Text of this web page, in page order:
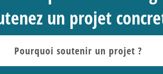
un projet
Pourquoi soutenir un projet ?